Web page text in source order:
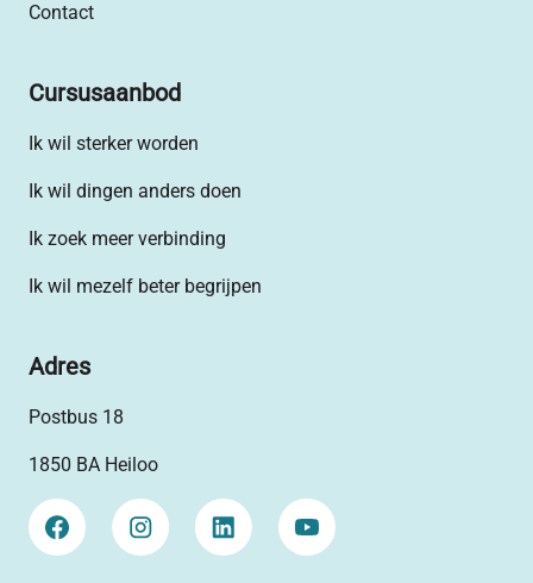
Contact
Cursusaanbod
Ik wil sterker worden
Ik wil dingen anders doen
Ik zoek meer verbinding
Ik wil mezelf beter begrijpen
Adres
Postbus 18
1850 BA Heiloo
Facebook InstagramLinkedIn YouTube